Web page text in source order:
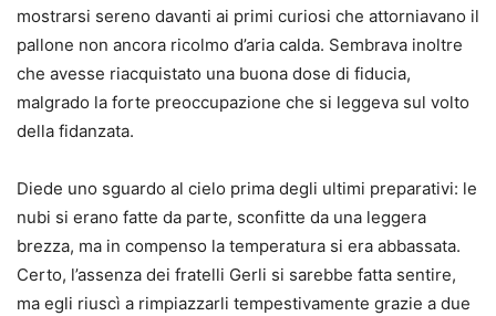
mostrarsi sereno davanti ai primi curiosi che attorniavano il
pallone non ancora ricolmo d’aria calda. Sembrava inoltre
che avesse riacquistato una buona dose di fiducia,
malgrado la forte preoccupazione che si leggeva sul volto
della fidanzata.
Diede uno sguardo al cielo prima degli ultimi preparativi: le
nubi si erano fatte da parte, sconfitte da una leggera
brezza, ma in compenso la temperatura si era abbassata.
Certo, l’assenza dei fratelli Gerli si sarebbe fatta sentire,
ma egli riuscì a rimpiazzarli tempestivamente grazie a due